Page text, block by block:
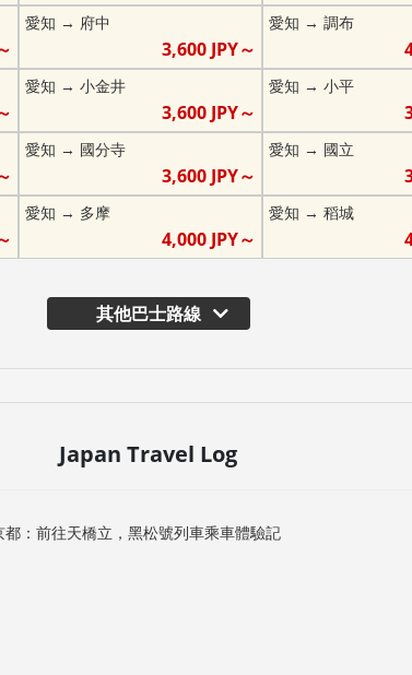
愛知 → 府中
3,600JPY～
愛知 → 調布
愛知 →小金井
3,600JPY～
愛知 → 小平
愛知 → 國分寺
3,600JPY～
愛知 → 國立
愛知 → 多摩
4,000JPY～
愛知 → 稻城
其他巴士路線
Japan Travel Log
都：前往天橋立，黑松號列車乘車體驗記